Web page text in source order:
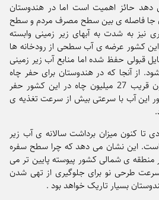
حائز اهمیت است اما در هندوستان
آن جا فاصله ی بین سطح مصرف مردم و سطح
نیز به شدت به آبهای زیر زمینی وابسته
کشور عرضه ی آب سطحی از رودخانه ها
قبولی حفظ شده اما منابع آب زیر زمینی
از آنجا که در هندوستان برای حفر چاه
اخذ مجوز لازم نیست تا کنون قریب 27 میلیون چاه در این کشور حفر
این آب با سرعتی بیش از سرعت تغذیه ی
های دهه ی 50 میلادی تا کنون میزان برداشت سالانه ی آب زیر
است. این نشان می دهد که چرا سطح سفره
منطقه ی شمالی کشور پیوسته پایین تر می
طرحی نو برای جلوگیری از تهی شدن
بسیار تاریک خواهد بود .